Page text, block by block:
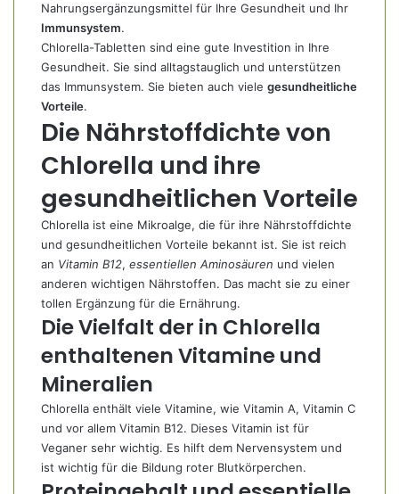
Nahrungsergänzungsmittel für Ihre Gesundheit und Ihr
Immunsystem.
Chlorella-Tabletten sind eine gute Investition in Ihre
Gesundheit. Sie sind alltagstauglich und unterstützen
das Immunsystem. Sie bieten auch viele gesundheitliche
Vorteile.
Die Nährstoffdichte von
Chlorella und ihre
gesundheitlichen Vorteile
Chlorella ist eine Mikroalge, die für ihre Nährstoffdichte
und gesundheitlichen Vorteile bekannt ist. Sie ist reich
an Vitamin B12, essentiellen Aminosäuren und vielen
anderen wichtigen Nährstoffen. Das macht sie zu einer
tollen Ergänzung für die Ernährung.
Die Vielfalt der in Chlorella
enthaltenen Vitamine und
Mineralien
Chlorella enthält viele Vitamine, wie Vitamin A, Vitamin C
und vor allem Vitamin B12. Dieses Vitamin ist für
Veganer sehr wichtig. Es hilft dem Nervensystem und
ist wichtig für die Bildung roter Blutkörperchen.